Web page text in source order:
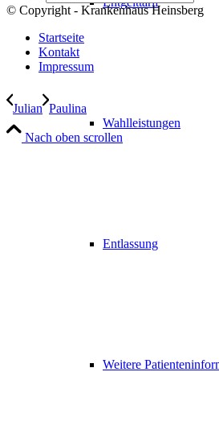
Wahlleistungen
Entlassung
Weitere
© Copyright - Krankenhaus Heinsberg
Startseite
Kontakt
Impressum
Julian Paulina
Nach oben scrollen